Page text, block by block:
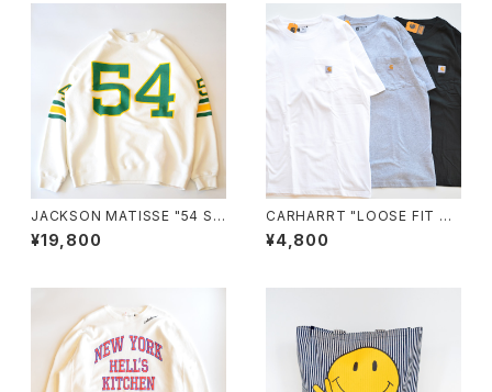
JACKSON MATISSE "54 S
WEAT"
¥19,800
CARHARRT "LOOSE FIT HE
AVYWEIGHT SHORT-SLEEV
E POCKET T-SHIRT"
¥4,800